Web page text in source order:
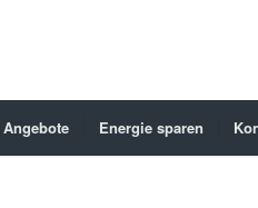
Angebote Energie sparen